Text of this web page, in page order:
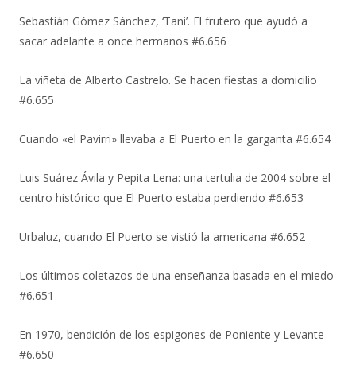
Sebastián Gómez Sánchez, ‘Tani’. El frutero que ayudó a
sacar adelante a once hermanos #6.656
La viñeta de Alberto Castrelo. Se hacen fiestas a domicilio
#6.655
Cuando «el Pavirri» llevaba a El Puerto en la garganta #6.654
Luis Suárez Ávila y Pepita Lena: una tertulia de 2004 sobre el
centro histórico que El Puerto estaba perdiendo #6.653
Urbaluz, cuando El Puerto se vistió la americana #6.652
Los últimos coletazos de una enseñanza basada en el miedo
#6.651
En 1970, bendición de los espigones de Poniente y Levante
#6.650